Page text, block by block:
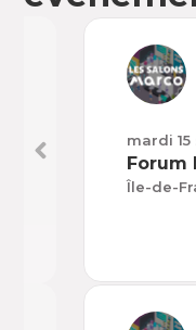
mardi
Forum
Île-de-